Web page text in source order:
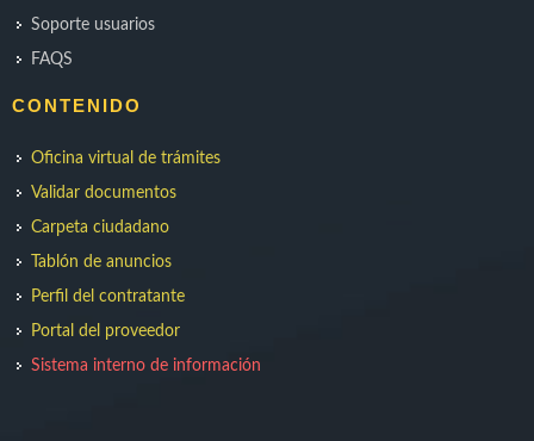
Soporte usuarios
FAQS
CONTENIDO
Oficina virtual de trámites
Validar documentos
Carpeta ciudadano
Tablón de anuncios
Perfil del contratante
Portal del proveedor
Sistema interno de información